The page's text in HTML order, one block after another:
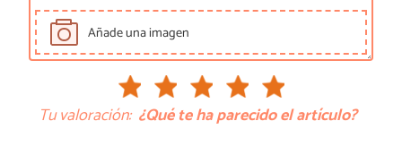
Añade una imagen
Tu valoración: ¿Qué te ha parecido el artículo?